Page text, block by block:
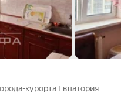
курорта Евпатория